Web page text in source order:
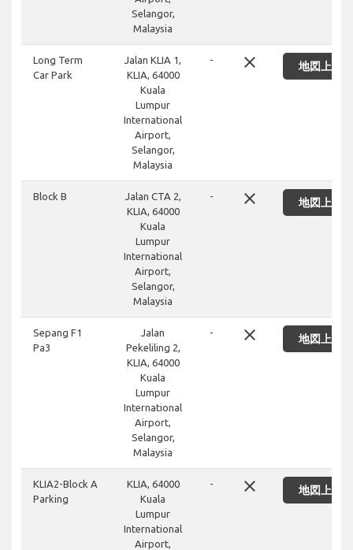
Selangor,
Malaysia
Long Term
Car Park
Jalan KLIA 1,
KLIA, 64000
Kuala
Lumpur
International
Airport,
Selangor,
Malaysia
- close 地図上に
Block B
Jalan CTA 2,
KLIA, 64000
Kuala
Lumpur
International
Airport,
Selangor,
Malaysia
- close 地図上に
Sepang F1
Pa3
Jalan
Pekeliling 2,
KLIA, 64000
Kuala
Lumpur
International
Airport,
Selangor,
Malaysia
- close 地図上に
KLIA2-Block A
Parking
KLIA, 64000
Kuala
Lumpur
International
Airport,
- close 地図上に